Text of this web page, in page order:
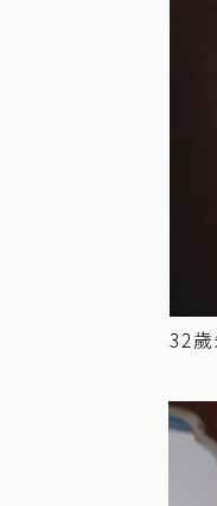
32